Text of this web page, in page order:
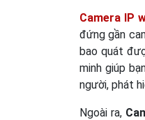
Camera IP
đứng gần
bao quát
minh giúp
người, phát
Ngoài ra,